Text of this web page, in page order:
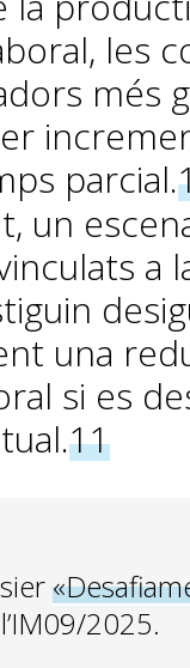
les
més
parcial.
un
a
una
si es
11
2025.